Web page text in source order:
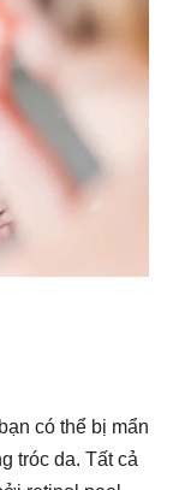
có thể bị mẩn
tróc da. Tất cả